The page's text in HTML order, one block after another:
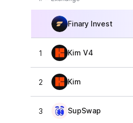
Finary Invest
1 Kim V4
2 Kim
3 SupSwap